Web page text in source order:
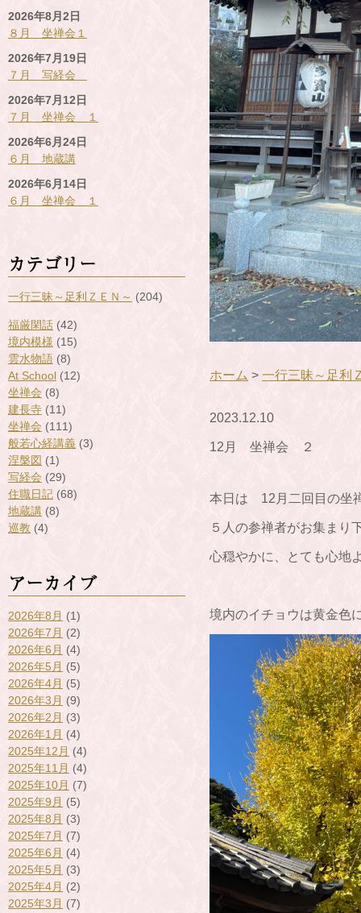
８月 坐禅会１
2026年8月2日
７月 写経会
2026年7月19日
７月 坐禅会 １
2026年7月12日
６月 地蔵講
2026年6月24日
６月 坐禅会 １
2026年6月14日
カテゴリー
一行三昧～足利ＺＥＮ～ (204)
福厳閑話 (42)
境内模様 (15)
雲水物語 (8)
At School (12)
坐禅会 (8)
建長寺 (11)
坐禅会 (111)
般若心経講義 (3)
涅槃図 (1)
写経会 (29)
住職日記 (68)
地蔵講 (8)
巡教 (4)
アーカイブ
2026年8月 (1)
2026年7月 (2)
2026年6月 (4)
2026年5月 (5)
2026年4月 (5)
2026年3月 (9)
2026年2月 (3)
2026年1月 (4)
2025年12月 (4)
2025年11月 (4)
2025年10月 (7)
2025年9月 (5)
2025年8月 (3)
2025年7月 (7)
2025年6月 (4)
2025年5月 (3)
2025年4月 (2)
2025年3月 (7)
ホーム > 一行三昧～足利
2023.12.10
12月 坐禅会 ２
本日は 12月二回目の坐
５人の参禅者がお集まり
心穏やかに、とても心地
境内のイチョウは黄金色